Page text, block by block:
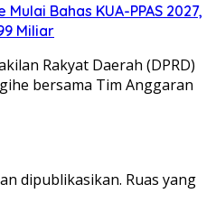
Bahas KUA-PPAS 2027,
Miliar
Rakyat Daerah (DPRD)
bersama Tim Anggaran
dipublikasikan. Ruas yang